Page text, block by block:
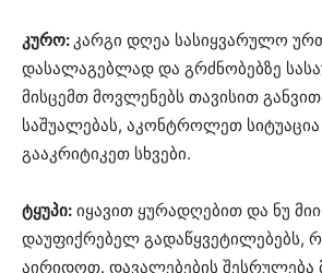
კურო: კარგი დღეა სასიყვარულო
დასალაგებლად და გრძნობებზე
მისცემთ მოვლენებს თავისით
საშუალებას, აკონტროლეთ
გააკრიტიკეთ სხვები.
ტყუპი: იყავით ყურადღებით და ნუ
დაუფიქრებელ გადაწყვეტილებებს,
აირიდოთ. დავალებების